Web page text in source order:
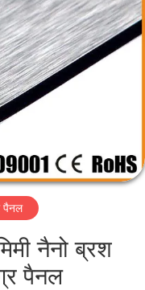
पैनल
नैनो ब्रश
पैनल